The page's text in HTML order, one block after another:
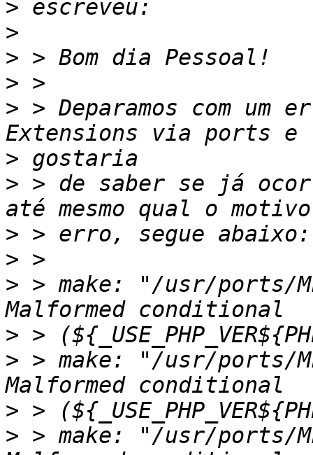
>
>
>
>
> > Deparamos com um
>
> > de saber se já
>
>
> > make: "/usr/ports/
>
> > make: "/usr/ports/
>
> > make: "/usr/ports/